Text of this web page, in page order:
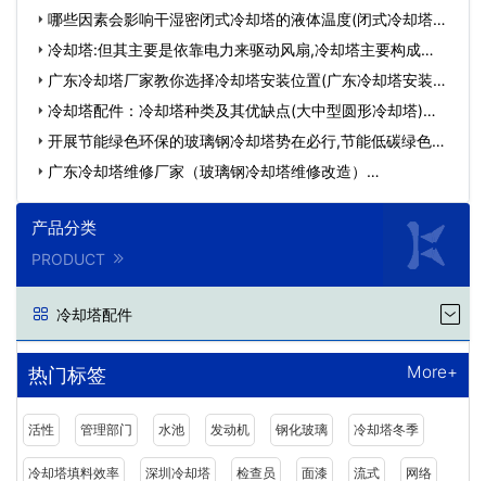
塔…哪些因素会影响干湿密闭式冷却塔的液体温度(闭式冷却塔极
限…冷却塔:但其主要是依靠电力来驱动风扇,冷却塔主要构成…
广东冷却塔厂家教你选择冷却塔安装位置(广东冷却塔安装图)
… 冷却塔配件：冷却塔种类及其优缺点(大中型圆形冷却塔)…
开展节能绿色环保的玻璃钢冷却塔势在必行,节能低碳绿色环
保…广东冷却塔维修厂家（玻璃钢冷却塔维修改造）…
产品分类
PRODUCT
冷却塔配件
热门标签 More+
活性 管理部门 水池 发动机 钢化玻璃 冷却塔冬季
冷却塔填料效率 深圳冷却塔 检查员 面漆 流式 网络